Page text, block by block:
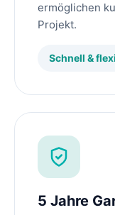
ermöglichen
Projekt.
Schnell &
5 Jahre